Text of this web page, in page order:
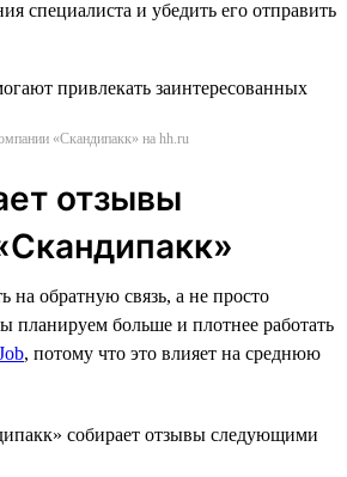
специалиста и убедить его отправить
«Скандипакк» на hh.ru
отзывы
на обратную связь, а не просто
планируем больше и плотнее работать
, потому что это влияет на среднюю
собирает отзывы следующими